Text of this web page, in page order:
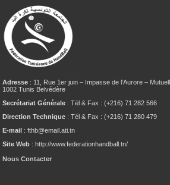
Adresse : 11, Rue 1er juin – Impasse de l’Aurore –
1002 Tunis Belvédère
Secrétariat Générale : Tél & Fax : (+216) 71 282 566
Direction Technique : Tél & Fax : (+216) 71 280 479
E-mail : fthb@email.ati.tn
Site Web : http://www.federationhandball.tn/
Nous Contacter